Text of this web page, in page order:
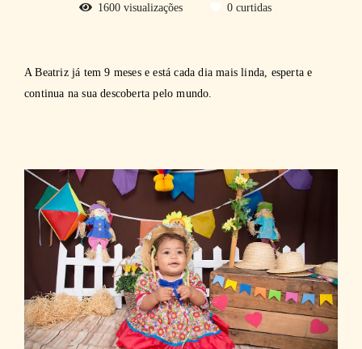
1600visualizações 0curtidas
A Beatriz já tem 9 meses e está cada dia mais linda, esperta e
continua na sua descoberta pelo mundo.